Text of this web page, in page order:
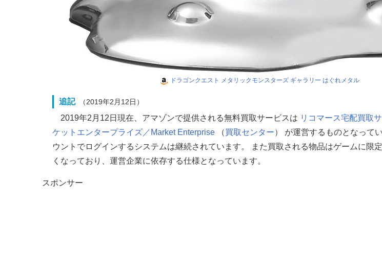
ドラゴンクエスト メタリックモンスターズ ギャラリー はぐれメタル
追記 （2019年2月12日）
2019年2月12日現在、アマゾンで提供される無料買取サービスは リコマース宅配買取
ケットエンタープライズ／Market Enterprise （買取センター） が運営するものとなって
ウントでログインするシステムは継続されています。 また買取される物品はゲームに限
くなっており、運営企業に依存する仕様となっています。
スポンサー